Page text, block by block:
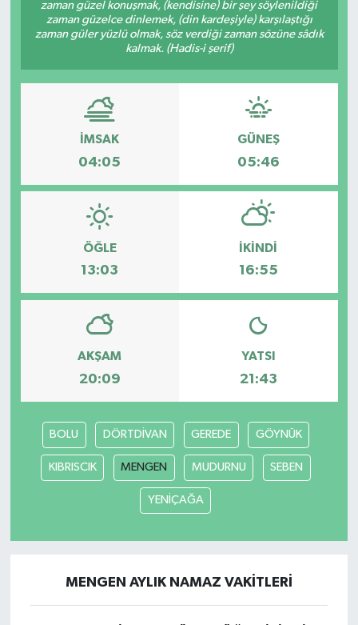
zaman güzel konuşmak, (kendisine) bir şey söylenildiği
zaman güzelce dinlemek, (din kardeşiyle) karşılaştığı
zaman güler yüzlü olmak, söz verdiği zaman sözüne sâdık
kalmak. (Hadis-i şerif)
İMSAK
04:05
GÜNEŞ
05:46
ÖĞLE
13:03
İKINDI
16:55
AKŞAM
20:09
YATSI
21:43
BOLU DÖRTDİVAN GEREDE GÖYNÜK
KIBRISCIK MENGEN MUDURNU SEBEN
YENİÇAĞA
MENGEN AYLIK NAMAZ VAKITLERI
Magazin
Duyurular
Kadın
Teknoloji
Yerel Haber
Ülke
Etiketler
Duyurular
Tarım-Gıda
Sektörel
Dünya
Teknoloji
Yerel Haber
Ülke
Etiketler